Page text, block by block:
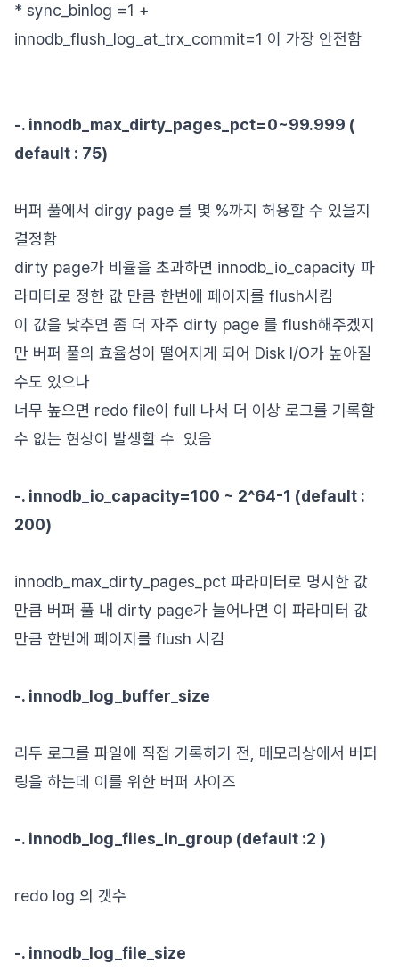
* sync_binlog =1 +
innodb_flush_log_at_trx_commit=1 이 가장 안전함
-. innodb_max_dirty_pages_pct=0~99.999 (
default : 75)
버퍼 풀에서 dirgy page 를 몇 %까지 허용할 수 있을지
결정함
dirty page가 비율을 초과하면 innodb_io_capacity 파
라미터로 정한 값 만큼 한번에 페이지를 flush시킴
이 값을 낮추면 좀 더 자주 dirty page 를 flush해주겠지
만 버퍼 풀의 효율성이 떨어지게 되어 Disk I/O가 높아질
수도 있으나
너무 높으면 redo file이 full 나서 더 이상 로그를 기록할
수 없는 현상이 발생할 수 있음
-. innodb_io_capacity=100 ~ 2^64-1 (default :
200)
innodb_max_dirty_pages_pct 파라미터로 명시한 값
만큼 버퍼 풀 내 dirty page가 늘어나면 이 파라미터 값
만큼 한번에 페이지를 flush 시킴
-. innodb_log_buffer_size
리두 로그를 파일에 직접 기록하기 전, 메모리상에서 버퍼
링을 하는데 이를 위한 버퍼 사이즈
-. innodb_log_files_in_group (default :2 )
redo log 의 갯수
-. innodb_log_file_size